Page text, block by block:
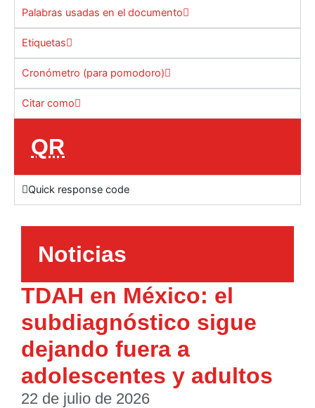
Palabras usadas en el documento
Etiquetas
Cronómetro (para pomodoro)
Citar como
QR
Quick response code
Noticias
TDAH en México: el
subdiagnóstico sigue
dejando fuera a
adolescentes y adultos
22 de julio de 2026